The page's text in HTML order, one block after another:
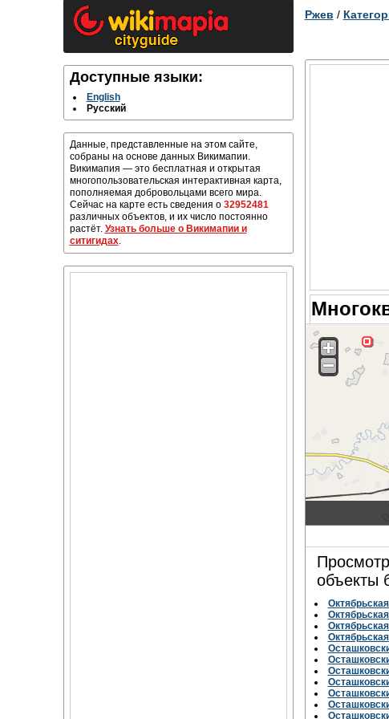
Доступные языки:
English
Русский
Данные, представленные на этом сайте,
собраны на основе данных Викимапии.
Викимапия — это бесплатная и открытая
многопользовательская интерактивная карта,
пополняемая добровольцами всего мира.
Сейчас на карте есть сведения о 32952481
различных объектов, и их число постоянно
растёт. Узнать больше о Викимапии и
ситигидах.
Ржев /
объекты